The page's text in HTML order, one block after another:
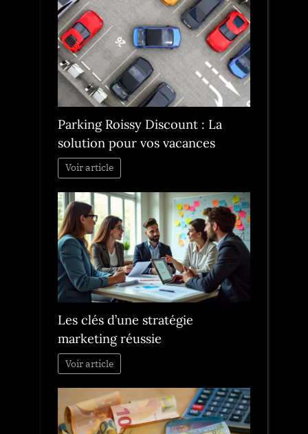
Parking Roissy Discount : La
solution pour vos vacances
Voir article
Les clés d’une stratégie
marketing réussie
Voir article